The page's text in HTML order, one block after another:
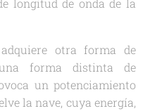
longitud de onda de la
otra forma de
forma distinta de
un potenciamiento
la nave, cuya energía,